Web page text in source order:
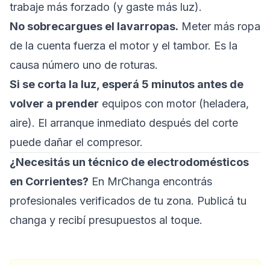
trabaje más forzado (y gaste más luz).
No sobrecargues el lavarropas. Meter más ropa
de la cuenta fuerza el motor y el tambor. Es la
causa número uno de roturas.
Si se corta la luz, esperá 5 minutos antes de
volver a prender equipos con motor (heladera,
aire). El arranque inmediato después del corte
puede dañar el compresor.
¿Necesitás un técnico de electrodomésticos
en Corrientes? En MrChanga encontrás
profesionales verificados de tu zona. Publicá tu
changa y recibí presupuestos al toque.